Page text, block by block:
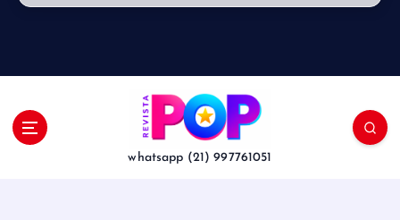
whatsapp (21) 997761051